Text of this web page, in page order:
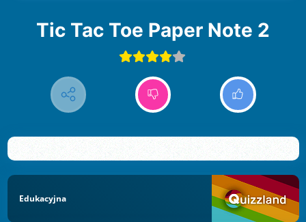
Tic Tac Toe Paper Note 2
Edukacyjna